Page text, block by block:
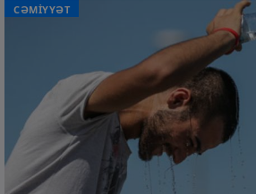
CƏMİYYƏT